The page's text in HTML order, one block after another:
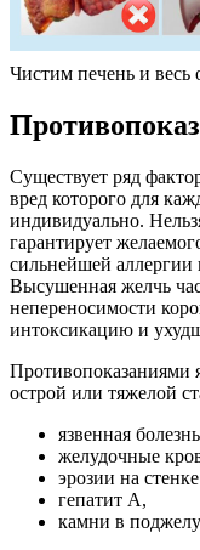
Чистим печень и весь
Существует ряд
вред которого для
индивидуально.
гарантирует
сильнейшей аллергии
Высушенная желчь
непереносимости
интоксикацию и
Противопоказаниями
острой или тяжелой
язвенная
желудочные
эрозии на
гепатит А,
камни в